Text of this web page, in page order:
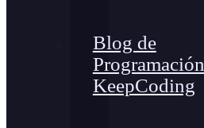
Blog de
Programación
KeepCoding